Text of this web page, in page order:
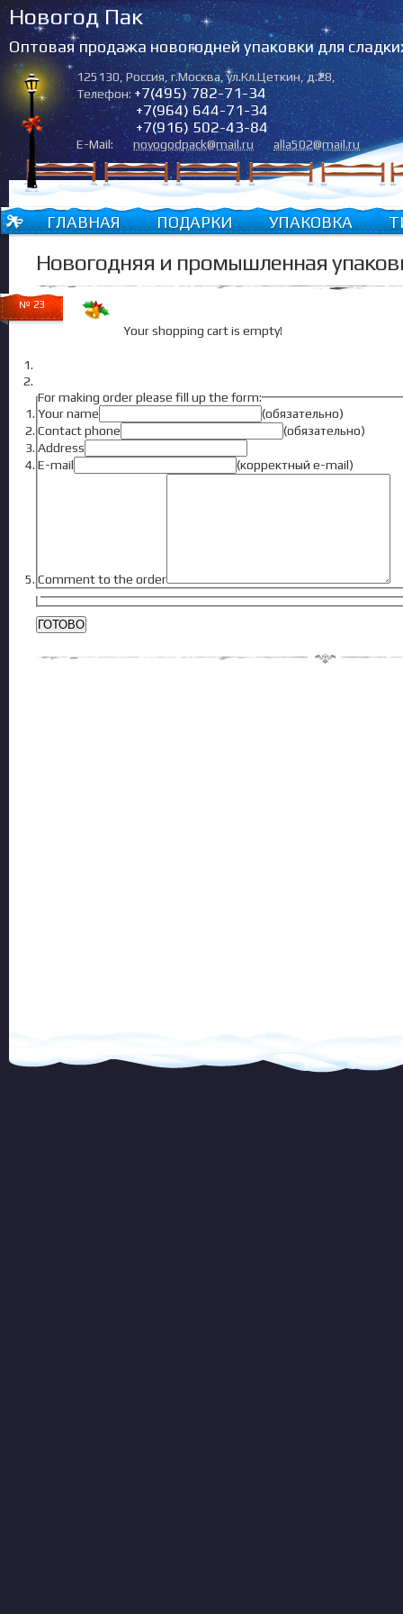
Новогод Пак
Оптовая продажа новогодней упаковки для
125130,Россия,г.Москва,ул.Кл.Цеткин, д.28
Телефон: +7(495) 782-71-34
+7(964) 644-71-34
+7(916) 502-43-84
E-Mail: novogodpack@mail.ru alla502@mail.ru
ГЛАВНАЯ ПОДАРКИ УПАКОВКА
Новогодняя и промышленная
№ 23
Your shopping cart is empty!
For making order please fill up the form:
Your name
(обязательно)
Contact phone
(обязательно)
Address
E-mail
(корректный e-mail)
Comment to the order